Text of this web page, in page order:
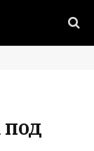
под